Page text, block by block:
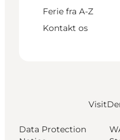
Ferie fra A-Z
Kontakt os
Data Protection